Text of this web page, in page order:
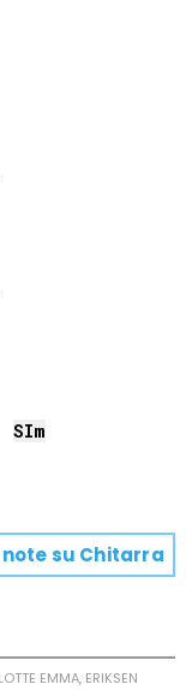
SIm
su Chitarra
EMMA, ERIKSEN